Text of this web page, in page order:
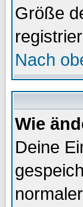
Größe
Nach
Wie
Deine